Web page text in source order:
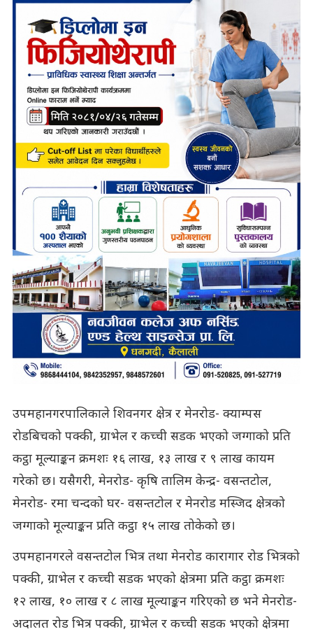
उपमहानगरपालिकाले शिवनगर क्षेत्र र मेनरोड- क्याम्पस
रोडबिचको पक्की, ग्राभेल र कच्ची सडक भएको जग्गाको प्रति
कट्ठा मूल्याङ्कन क्रमशः १६ लाख, १३ लाख र ९ लाख कायम
गरेको छ। यसैगरी, मेनरोड- कृषि तालिम केन्द्र- वसन्तटोल,
मेनरोड- रमा चन्दको घर- वसन्तटोल र मेनरोड मस्जिद क्षेत्रको
जग्गाको मूल्याङ्कन प्रति कट्ठा १५ लाख तोकेको छ।
उपमहानगरले वसन्तटोल भित्र तथा मेनरोड कारागार रोड भित्रको
पक्की, ग्राभेल र कच्ची सडक भएको क्षेत्रमा प्रति कट्ठा क्रमशः
१२ लाख, १० लाख र ८ लाख मूल्याङ्कन गरिएको छ भने मेनरोड-
अदालत रोड भित्र पक्की, ग्राभेल र कच्ची सडक भएको क्षेत्रमा